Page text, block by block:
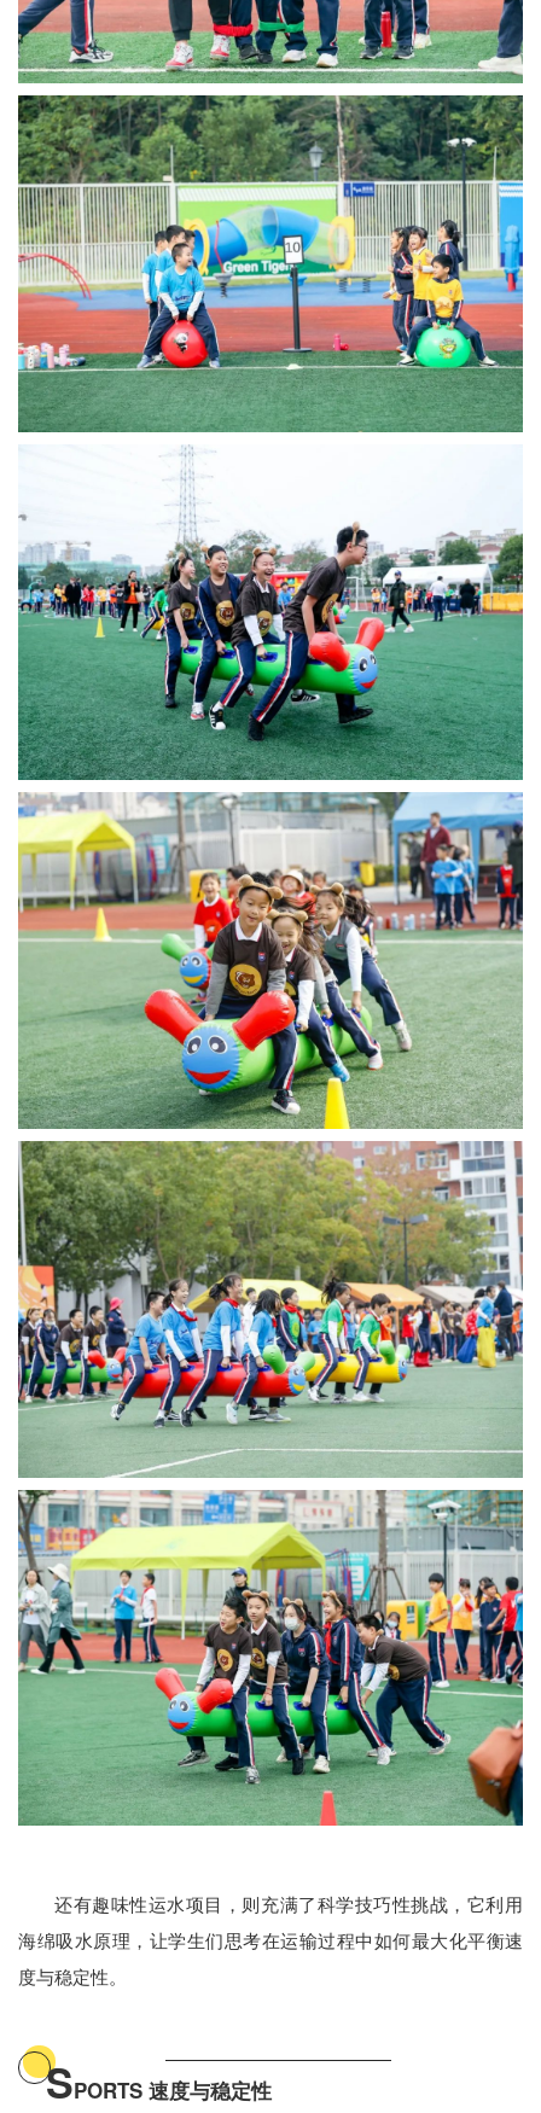
还有趣味性运水项目，则充满了科学技巧性挑战，它利用
海绵吸水原理，让学生们思考在运输过程中如何最大化平衡速
度与稳定性。
SPORTS 速度与稳定性